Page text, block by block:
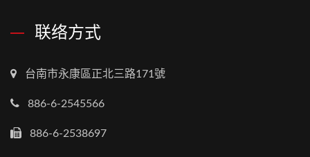
联络方式
台南市永康區正北三路171號
886-6-2545566
886-6-2538697